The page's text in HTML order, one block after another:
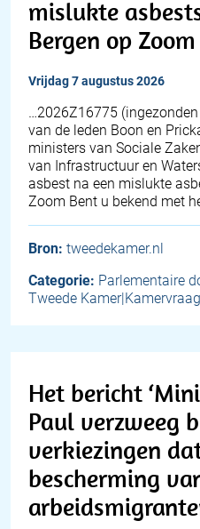
mislukte
Bergen op Zoom
vrijdag 7 augustus 2026
… 2026Z16775
van de leden Boon en
ministers van Sociale
van Infrastructuur en
asbest na een mislukte
Zoom Bent u bekend met
Bron: tweedekamer.nl
Categorie: Parlementaire
Tweede Kamer|Kamervraag
Het bericht
Paul verzweeg
verkiezingen
bescherming